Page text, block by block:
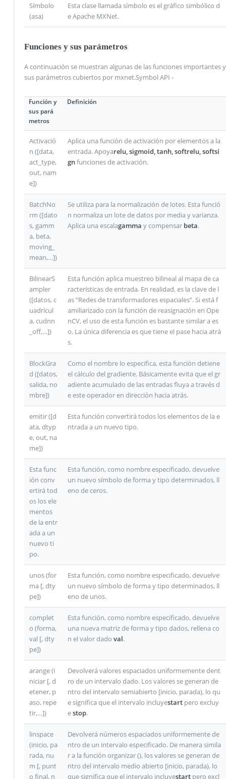
Símbolo
(asa)
Esta clase llamada símbolo es el gráfico simbólico d
e Apache MXNet.
Funciones y sus parámetros
A continuación se muestran algunas de las funciones importantes y
sus parámetros cubiertos por mxnet.Symbol API -
Función y
sus pará
metros
Definición
Activació
n ([data,
act_type,
out, nam
e])
Aplica una función de activación por elementos a la
entrada. Apoyarelu, sigmoid, tanh, softrelu, softsi
gnfunciones de activación.
BatchNo
rm ([dato
s, gamm
a, beta,
moving_
mean,…])
Se utiliza para la normalización de lotes. Esta funció
n normaliza un lote de datos por media y varianza.
Aplica una escalagamma y compensar beta.
BilinearS
ampler
([datos, c
uadrícul
a, cudnn
_off,…])
Esta función aplica muestreo bilineal al mapa de ca
racterísticas de entrada. En realidad, es la clave de l
as “Redes de transformadores espaciales”. Si está f
amiliarizado con la función de reasignación en Ope
nCV, el uso de esta función es bastante similar a es
o. La única diferencia es que tiene el pase hacia atrá
s.
BlockGra
d ([datos,
salida, no
mbre])
Como el nombre lo especifica, esta función detiene
el cálculo del gradiente. Básicamente evita que el gr
adiente acumulado de las entradas fluya a través d
e este operador en dirección hacia atrás.
emitir ([d
ata, dtyp
e, out, na
me])
Esta función convertirá todos los elementos de la e
ntrada a un nuevo tipo.
Esta func
ión conv
ertirá tod
os los ele
mentos
de la entr
ada a un
nuevo ti
po.
Esta función, como nombre especificado, devuelve
un nuevo símbolo de forma y tipo determinados, ll
eno de ceros.
unos (for
ma [, dty
pe])
Esta función, como nombre especificado, devuelve
un nuevo símbolo de forma y tipo determinados, ll
eno de unos.
complet
o (forma,
val [, dty
pe])
Esta función, como nombre especificado, devuelve
una nueva matriz de forma y tipo dados, rellena co
n el valor dado val.
arange (i
niciar [, d
etener, p
aso, repe
tir,…])
Devolverá valores espaciados uniformemente dent
ro de un intervalo dado. Los valores se generan de
ntro del intervalo semiabierto [inicio, parada), lo qu
e significa que el intervalo incluyestartpero excluy
estop.
linspace
(inicio, pa
rada, nu
m [, punt
o final, n
Devolverá números espaciados uniformemente de
ntro de un intervalo especificado. De manera simila
r a la función organizar (), los valores se generan de
ntro del intervalo medio abierto [inicio, parada), lo
que significa que el intervalo incluyestartpero excl